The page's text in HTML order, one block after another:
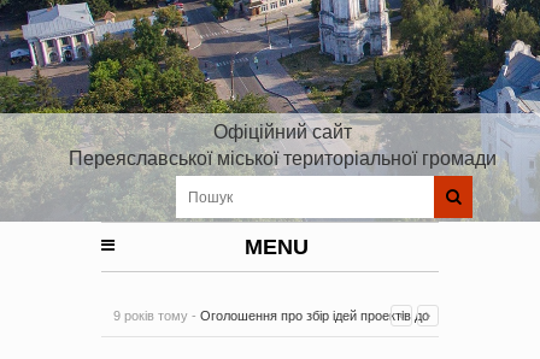
Офіційний сайт
Переяславської міської територіальної громади
MENU
9 років тому - Оголошення про збір ідей проектів до